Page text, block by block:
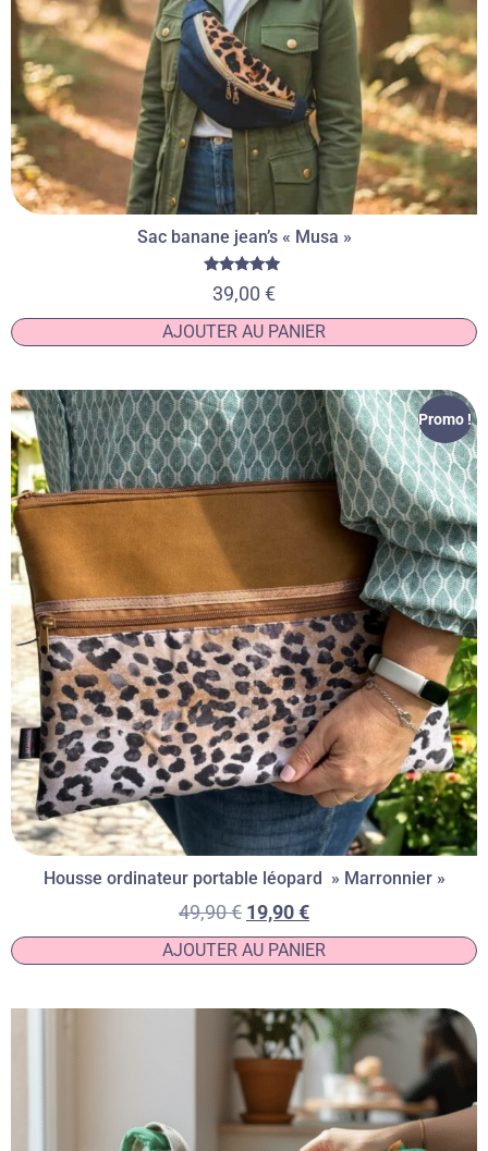
Sac banane jean’s « Musa »
Note
5.00
39,00 €
AJOUTER AU PANIER
Promo !
Housse ordinateur portable léopard » Marronnier »
49,90€ 19,90€
AJOUTER AU PANIER